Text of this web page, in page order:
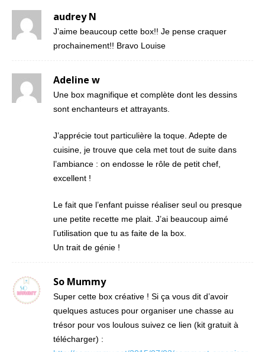
audrey N
J’aime beaucoup cette box!! Je pense craquer
prochainement!! Bravo Louise
Adeline w
Une box magnifique et complète dont les dessins
sont enchanteurs et attrayants.
J’apprécie tout particulière la toque. Adepte de
cuisine, je trouve que cela met tout de suite dans
l’ambiance : on endosse le rôle de petit chef,
excellent !
Le fait que l’enfant puisse réaliser seul ou presque
une petite recette me plait. J’ai beaucoup aimé
l’utilisation que tu as faite de la box.
Un trait de génie !
So Mummy
Super cette box créative ! Si ça vous dit d’avoir
quelques astuces pour organiser une chasse au
trésor pour vos loulous suivez ce lien (kit gratuit à
télécharger) :